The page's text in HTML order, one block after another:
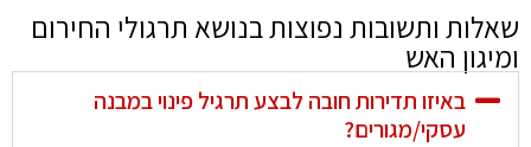
שאלות ותשובות נפוצות בנושא תרגולי החירום
ומיגון האש
באיזו תדירות חובה לבצע תרגיל פינוי במבנה
עסקי/מגורים?